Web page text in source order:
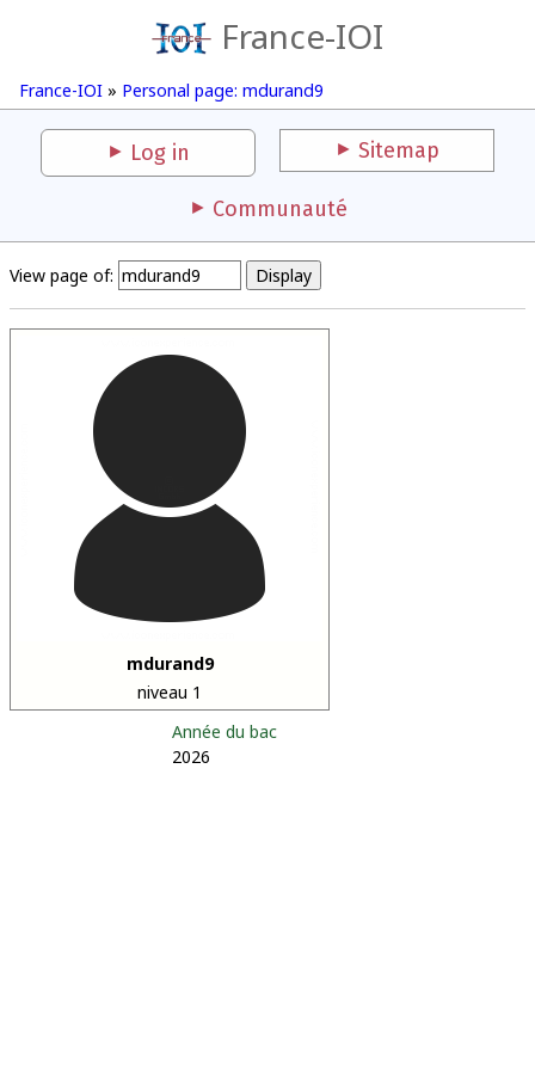
France-IOI
France-IOI » Personal page: mdurand9
Log in Sitemap
Communauté
View page of:
mdurand9
niveau 1
Année du bac
2026